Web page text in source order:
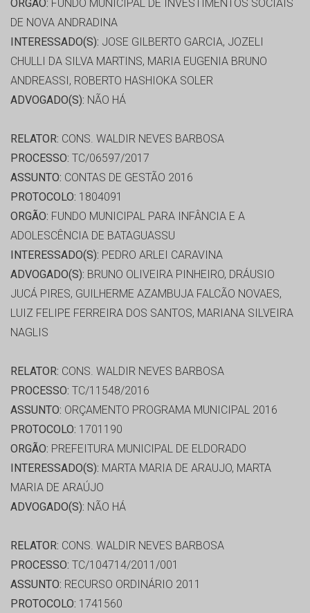
ORGÃO: FUNDO MUNICIPAL DE INVESTIMENTOS SOCIAIS
DE NOVA ANDRADINA
INTERESSADO(S): JOSE GILBERTO GARCIA, JOZELI
CHULLI DA SILVA MARTINS, MARIA EUGENIA BRUNO
ANDREASSI, ROBERTO HASHIOKA SOLER
ADVOGADO(S): NÃO HÁ
RELATOR: CONS. WALDIR NEVES BARBOSA
PROCESSO: TC/06597/2017
ASSUNTO: CONTAS DE GESTÃO 2016
PROTOCOLO: 1804091
ORGÃO: FUNDO MUNICIPAL PARA INFÂNCIA E A
ADOLESCÊNCIA DE BATAGUASSU
INTERESSADO(S): PEDRO ARLEI CARAVINA
ADVOGADO(S): BRUNO OLIVEIRA PINHEIRO, DRÁUSIO
JUCÁ PIRES, GUILHERME AZAMBUJA FALCÃO NOVAES,
LUIZ FELIPE FERREIRA DOS SANTOS, MARIANA SILVEIRA
NAGLIS
RELATOR: CONS. WALDIR NEVES BARBOSA
PROCESSO: TC/11548/2016
ASSUNTO: ORÇAMENTO PROGRAMA MUNICIPAL 2016
PROTOCOLO: 1701190
ORGÃO: PREFEITURA MUNICIPAL DE ELDORADO
INTERESSADO(S): MARTA MARIA DE ARAUJO, MARTA
MARIA DE ARAÚJO
ADVOGADO(S): NÃO HÁ
RELATOR: CONS. WALDIR NEVES BARBOSA
PROCESSO: TC/104714/2011/001
ASSUNTO: RECURSO ORDINÁRIO 2011
PROTOCOLO: 1741560